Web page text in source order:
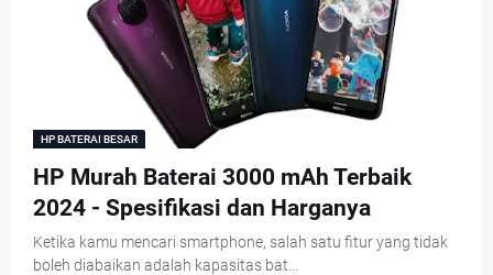
HP BATERAI BESAR
HP Murah Baterai 3000 mAh Terbaik
2024 - Spesifikasi dan Harganya
Ketika kamu mencari smartphone, salah satu fitur yang tidak
boleh diabaikan adalah kapasitas bat…